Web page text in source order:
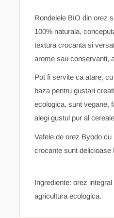
Rondelele BIO din orez
100% naturala,
textura crocanta si
arome sau conservanti,
Pot fi servite ca atare,
baza pentru gustari
ecologica, sunt vegane,
alegi gustul pur al
Vafele de orez Byodo
crocante sunt delicioase
Ingrediente: orez
agricultura ecologica.